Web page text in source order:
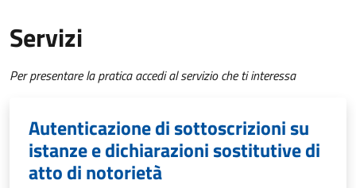
Servizi
Per presentare la pratica accedi al servizio che ti interessa
Autenticazione di sottoscrizioni su
istanze e dichiarazioni sostitutive di
atto di notorietà